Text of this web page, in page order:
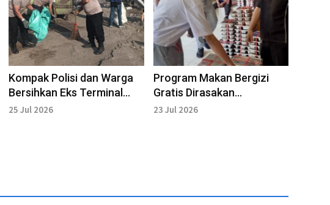
Kompak Polisi dan Warga
Bersihkan Eks Terminal
Pasar Sentra Antasari
25 Jul 2026
Program Makan Bergizi
Gratis Dirasakan
Bermanfaat Siswa
23 Jul 2026